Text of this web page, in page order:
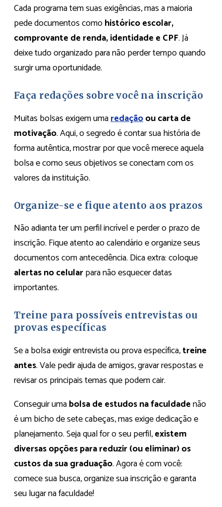
Cada programa tem suas exigências, mas a maioria
pede documentos comohistórico escolar,
comprovante de renda, identidade e CPF. Já
deixe tudo organizado para não perder tempo quando
surgir uma oportunidade.
Faça redações sobre você na inscrição
Muitas bolsas exigem umaredaçãoou carta de
motivação. Aqui, o segredo é contar sua história de
forma autêntica, mostrar por que você merece aquela
bolsa e como seus objetivos se conectam com os
valores da instituição.
Organize-se e fique atento aos prazos
Não adianta ter um perfil incrível e perder o prazo de
inscrição. Fique atento ao calendário e organize seus
documentos com antecedência. Dica extra: coloque
alertas no celularpara não esquecer datas
importantes.
Treine para possíveis entrevistas ou
provas específicas
Se a bolsa exigir entrevista ou prova específica,treine
antes. Vale pedir ajuda de amigos, gravar respostas e
revisar os principais temas que podem cair.
Conseguir umabolsa de estudos na faculdadenão
é um bicho de sete cabeças, mas exige dedicação e
planejamento. Seja qual for o seu perfil,existem
diversas opções para reduzir (ou eliminar) os
custos da sua graduação. Agora é com você:
comece sua busca, organize sua inscrição e garanta
seu lugar na faculdade!